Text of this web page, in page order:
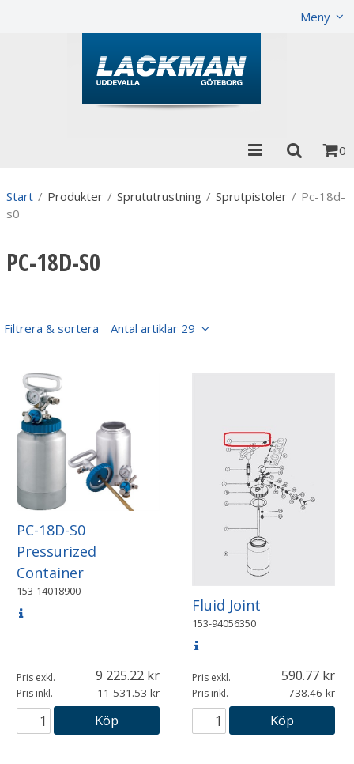
Meny
0
Start / Produkter / Sprututrustning / Sprutpistoler / Pc-18d-
s0
PC-18D-S0
Filtrera & sortera Antal artiklar 29
PC-18D-S0
Pressurized
Container
153-14018900
Pris exkl. 9 225.22
Pris inkl. 11 531.53
Köp
Fluid Joint
153-94056350
Pris exkl. 590.77
Pris inkl. 738.46
Köp